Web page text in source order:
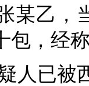
某乙，
包，经
人已